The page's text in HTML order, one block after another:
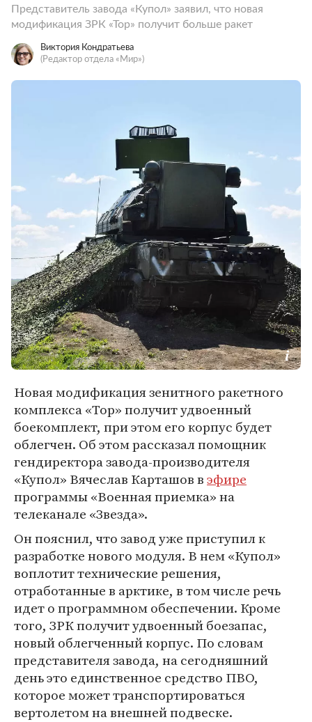
Представитель завода «Купол» заявил, что новая
модификация ЗРК «Тор» получит больше ракет
Виктория Кондратьева
(Редактор отдела «Мир»)
Новая модификация зенитного ракетного
комплекса «Тор» получит удвоенный
боекомплект, при этом его корпус будет
облегчен. Об этом рассказал помощник
гендиректора завода-производителя
«Купол» Вячеслав Карташов вэфире
программы «Военная приемка» на
телеканале «Звезда».
Он пояснил, что завод уже приступил к
разработке нового модуля. В нем «Купол»
воплотит технические решения,
отработанные в арктике, в том числе речь
идет о программном обеспечении. Кроме
того, ЗРК получит удвоенный боезапас,
новый облегченный корпус. По словам
представителя завода, на сегодняшний
день это единственное средство ПВО,
которое может транспортироваться
вертолетом на внешней подвеске.